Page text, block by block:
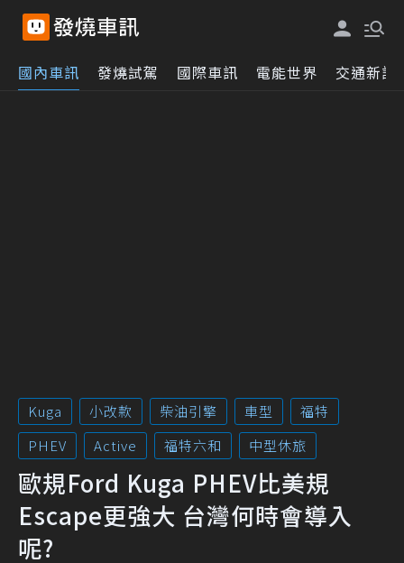
國內車訊 發燒試駕 國際車訊 電能世界 交通新訊
Kuga 小改款 柴油引擎 車型
福特
PHEV
Active 福特六和 中型休旅
歐規Ford Kuga PHEV比美規
Escape更強大 台灣何時會導入
呢?